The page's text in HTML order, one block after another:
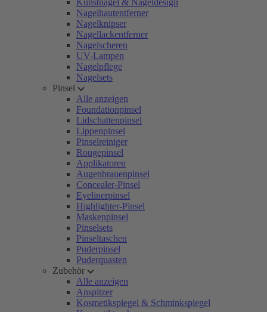
Kunstnägel & Nageldesign
Nagelhautentferner
Nagelknipser
Nagellackentferner
Nagelscheren
UV-Lampen
Nagelpflege
Nagelsets
Pinsel
Alle anzeigen
Foundationpinsel
Lidschattenpinsel
Lippenpinsel
Pinselreiniger
Rougepinsel
Applikatoren
Augenbrauenpinsel
Concealer-Pinsel
Eyelinerpinsel
Highlighter-Pinsel
Maskenpinsel
Pinselsets
Pinseltaschen
Puderpinsel
Puderquasten
Zubehör
Alle anzeigen
Anspitzer
Kosmetikspiegel & Schminkspiegel